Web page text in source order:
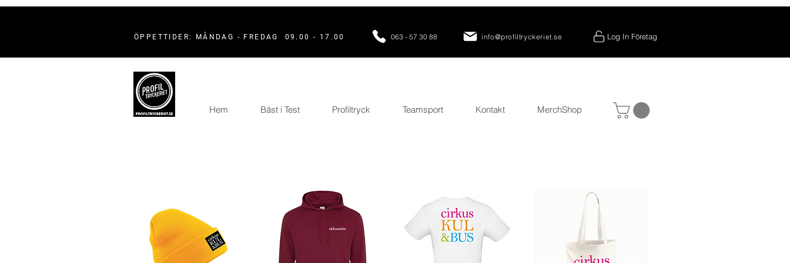
Hem Bäst i Test Profiltryck Teamsport Kontakt MerchShop
ÖPPETTIDER: MÅNDAG - FREDAG 09.00 - 17.00 063 - 57 30 88 info@profiltryckeriet.se Log In Företag